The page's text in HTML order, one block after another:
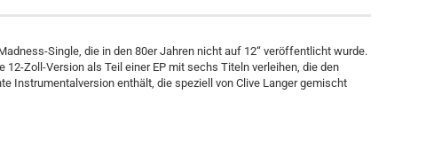
Single, die in den 80er Jahren nicht auf 12“ veröffentlicht wurde.
Zoll-Version als Teil einer EP mit sechs Titeln verleihen, die den
Instrumentalversion enthält, die speziell von Clive Langer gemischt